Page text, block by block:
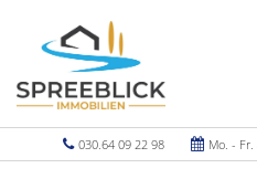
030.64 09 22 98 Mo. -